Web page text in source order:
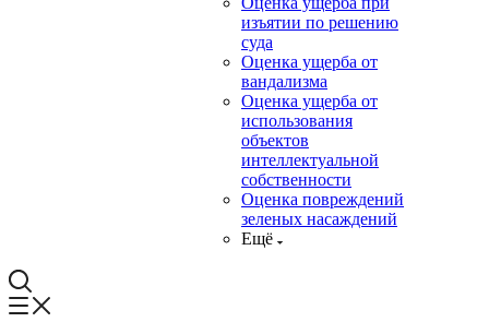
изъятии по решению
суда
Оценка ущерба от
вандализма
Оценка ущерба от
использования
объектов
интеллектуальной
собственности
Оценка повреждений
зеленых насаждений
Ещё